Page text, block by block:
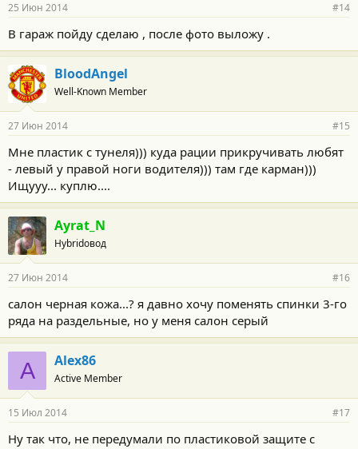
25 Июн 2014 #14
В гараж пойду сделаю , после фото выложу .
BloodAngel
Well-Known Member
27 Июн 2014 #15
Мне пластик с тунеля))) куда рации прикручивать любят
- левый у правой ноги водителя))) там где карман)))
Ищууу... куплю....
Ayrat_N
Hybridовод
27 Июн 2014 #16
салон черная кожа...? я давно хочу поменять спинки 3-го
ряда на раздельные, но у меня салон серый
A Alex86
Active Member
15 Июл 2014 #17
Ну так что, не передумали по пластиковой защите с